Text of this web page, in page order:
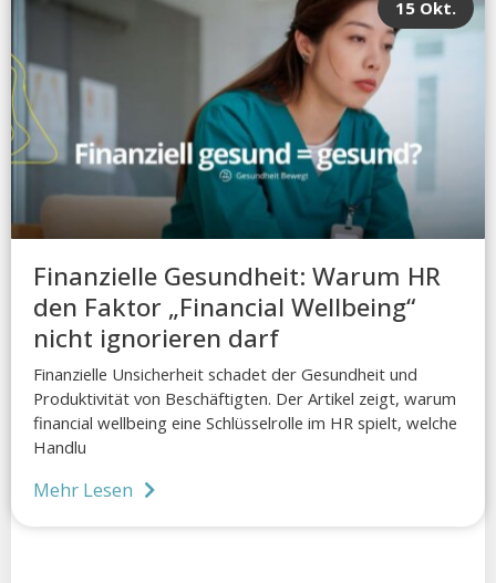
15 Okt.
Finanzielle Gesundheit: Warum HR
den Faktor „Financial Wellbeing“
nicht ignorieren darf
Finanzielle Unsicherheit schadet der Gesundheit und
Produktivität von Beschäftigten. Der Artikel zeigt, warum
financial wellbeing eine Schlüsselrolle im HR spielt, welche
Handlu
Mehr Lesen